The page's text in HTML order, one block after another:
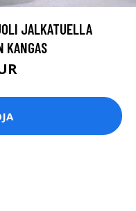
JALKATUELLA
KANGAS